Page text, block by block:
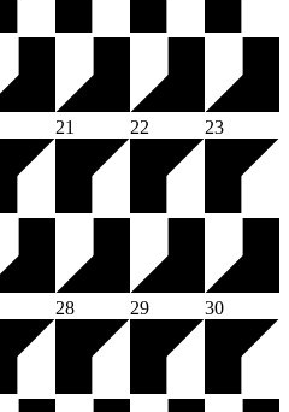
21 22 23
28 29 30